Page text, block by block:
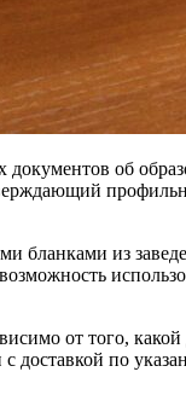
об
бланками из
от того,
по